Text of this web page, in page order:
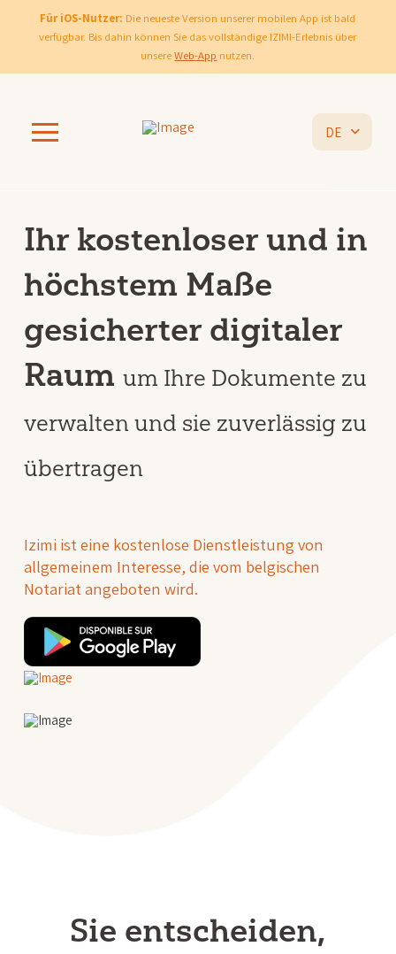
Für iOS-Nutzer: Die neueste Version unserer mobilen App ist bald
verfügbar. Bis dahin können Sie das vollständige IZIMI-Erlebnis über
unsereWeb-App nutzen.
DE
Ihr kostenloser und in
höchstem Maße
gesicherter digitaler
Raum um Ihre Dokumente zu
verwalten und sie zuverlässig zu
übertragen
Izimi ist eine kostenlose Dienstleistung von
allgemeinem Interesse, die vom belgischen
Notariat angeboten wird.
Sie entscheiden,